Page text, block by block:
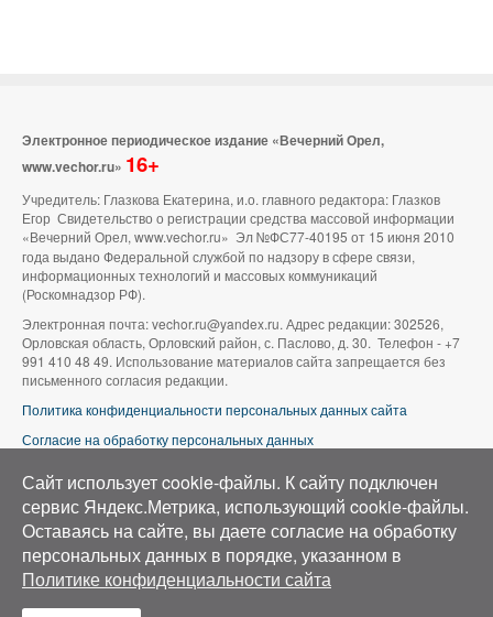
Электронное периодическое издание «Вечерний Орел,
www.vechor.ru» 16+
Учредитель: Глазкова Екатерина, и.о. главного редактора: Глазков
Егор Свидетельство о регистрации средства массовой информации
«Вечерний Орел, www.vechor.ru» Эл №ФС77-40195 от 15 июня 2010
года выдано Федеральной службой по надзору в сфере связи,
информационных технологий и массовых коммуникаций
(Роскомнадзор РФ).
Электронная почта: vechor.ru@yandex.ru. Адрес редакции: 302526,
Орловская область, Орловский район, с. Паслово, д. 30. Телефон - +7
991 410 48 49. Использование материалов сайта запрещается без
письменного согласия редакции.
Политика конфиденциальности персональных данных сайта
Согласие на обработку персональных данных
Аэросъемка в Орле»
Сайт использует cookie-файлы. К cайту подключен
сервис Яндекс.Метрика, использующий cookie-файлы.
Оставаясь на сайте, вы даете согласие на обработку
персональных данных в порядке, указанном в
Политике конфиденциальности сайта